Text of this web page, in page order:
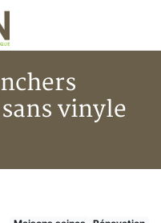
vinyle